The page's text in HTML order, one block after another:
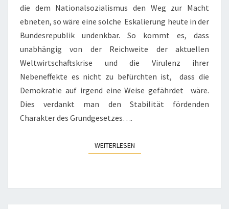
die dem Nationalsozialismus den Weg zur Macht
ebneten, so wäre eine solche Eskalierung heute in der
Bundesrepublik undenkbar. So kommt es, dass
unabhängig von der Reichweite der aktuellen
Weltwirtschaftskrise und die Virulenz ihrer
Nebeneffekte es nicht zu befürchten ist, dass die
Demokratie auf irgend eine Weise gefährdet wäre.
Dies verdankt man den Stabilität fördenden
Charakter des Grundgesetzes….
WEITERLESENWEITERLESEN